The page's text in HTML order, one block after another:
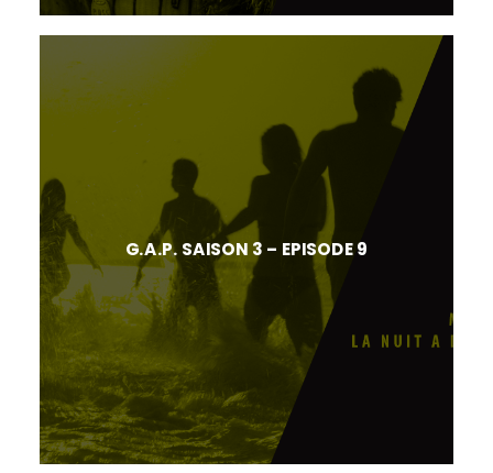
G.A.P. SAISON 3 – EPISODE 9